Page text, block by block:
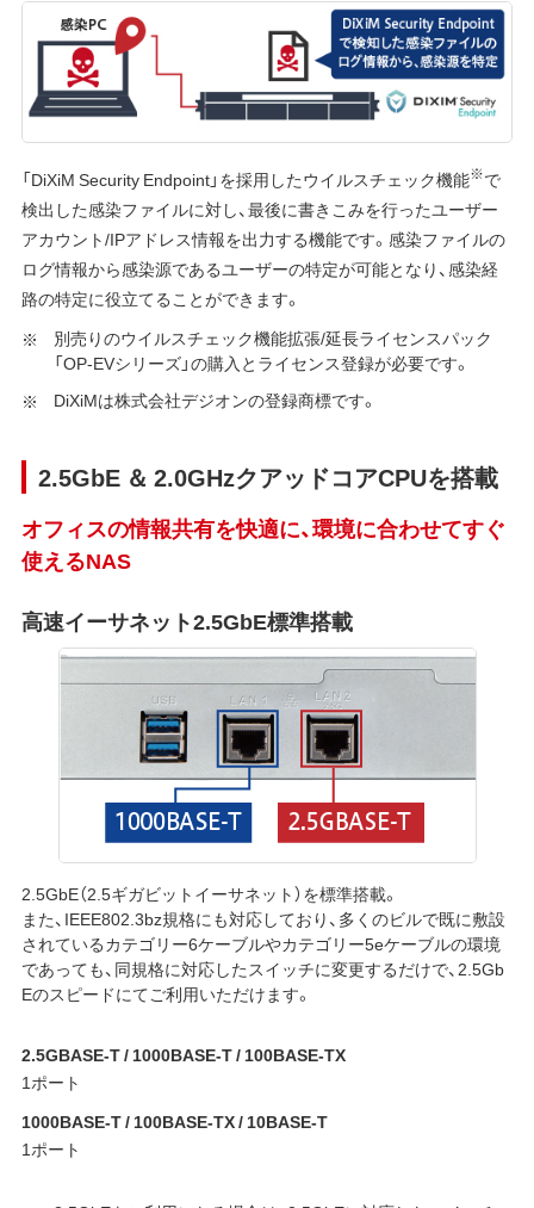
「DiXiM Security Endpoint」を採用したウイルスチェック機能※で
検出した感染ファイルに対し、最後に書きこみを行ったユーザー
アカウント/IPアドレス情報を出力する機能です。感染ファイルの
ログ情報から感染源であるユーザーの特定が可能となり、感染経
路の特定に役立てることができます。
別売りのウイルスチェック機能拡張/延長ライセンスパック
「OP-EVシリーズ」の購入とライセンス登録が必要です。
DiXiMは株式会社デジオンの登録商標です。
2.5GbE ＆ 2.0GHzクアッドコアCPUを搭載
オフィスの情報共有を快適に、環境に合わせてすぐ
使えるNAS
高速イーサネット2.5GbE標準搭載
2.5GbE（2.5ギガビットイーサネット）を標準搭載。
また、IEEE802.3bz規格にも対応しており、多くのビルで既に敷設
されているカテゴリー6ケーブルやカテゴリー5eケーブルの環境
であっても、同規格に対応したスイッチに変更するだけで、2.5Gb
Eのスピードにてご利用いただけます。
2.5GBASE-T / 1000BASE-T / 100BASE-TX
1ポート
1000BASE-T / 100BASE-TX / 10BASE-T
1ポート